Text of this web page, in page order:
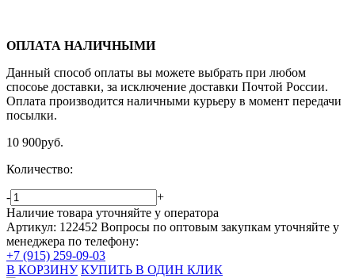
ОПЛАТА НАЛИЧНЫМИ
Данный способ оплаты вы можете выбрать при любом
спосоье доставки, за исключение доставки Почтой России.
Оплата производится наличными курьеру в момент передачи
посылки.
10 900руб.
Количество:
-
+
Наличие товара уточняйте у оператора
Артикул: 122452 Вопросы по оптовым закупкам уточняйте у
менеджера по телефону:
+7 (915) 259-09-03
В КОРЗИНУ КУПИТЬ В ОДИН КЛИК